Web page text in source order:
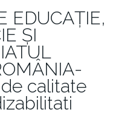
EDUCAŢIE,
ŞI
calitate